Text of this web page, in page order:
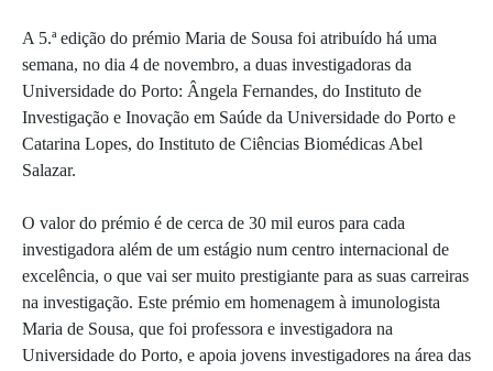
A 5.ª edição do prémio Maria de Sousa foi atribuído há uma
semana, no dia 4 de novembro, a duas investigadoras da
Universidade do Porto: Ângela Fernandes, do Instituto de
Investigação e Inovação em Saúde da Universidade do Porto e
Catarina Lopes, do Instituto de Ciências Biomédicas Abel
Salazar.
O valor do prémio é de cerca de 30 mil euros para cada
investigadora além de um estágio num centro internacional de
excelência, o que vai ser muito prestigiante para as suas carreiras
na investigação. Este prémio em homenagem à imunologista
Maria de Sousa, que foi professora e investigadora na
Universidade do Porto, e apoia jovens investigadores na área das